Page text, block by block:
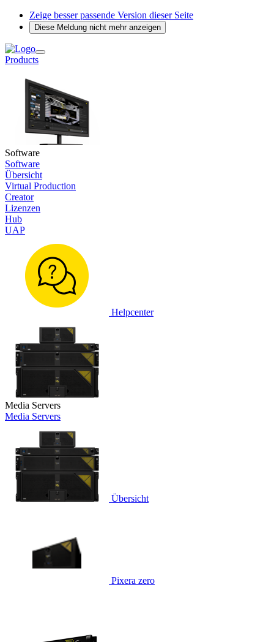
Zeige besser passende Version dieser Seite
Diese Meldung nicht mehr anzeigen
Products
Software
Software
Übersicht
Virtual Production
Creator
Lizenzen
Hub
UAP
Helpcenter
Media Servers
Media Servers
Übersicht
Pixera zero